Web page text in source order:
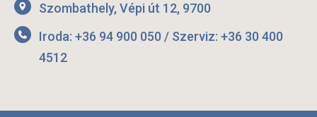
Szombathely, Vépi út 12, 9700
Iroda: +36 94 900 050 / Szerviz: +36 30 400
4512